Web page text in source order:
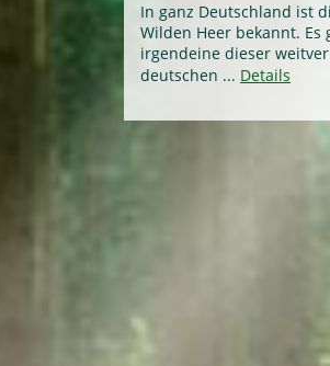
In ganz Deutschland ist
Wilden Heer bekannt.
irgendeine dieser
deutschen ... Details